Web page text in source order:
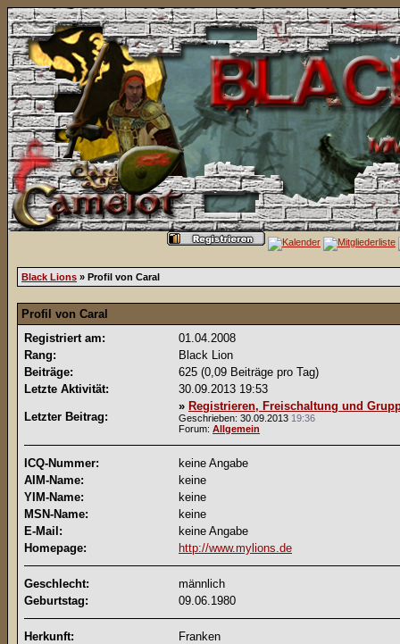
Black Lions » Profil von Caral
Profil von Caral
Registriert am:
01.04.2008
Rang:
Black Lion
Beiträge:
625 (0,09 Beiträge pro Tag)
Letzte Aktivität:
30.09.2013 19:53
Letzter Beitrag:
» Registrieren, Freischaltung und
Geschrieben: 30.09.2013 19:36
Forum: Allgemein
ICQ-Nummer:
keine Angabe
AIM-Name:
keine
YIM-Name:
keine
MSN-Name:
keine
E-Mail:
keine Angabe
Homepage:
http://www.mylions.de
Geschlecht:
männlich
Geburtstag:
09.06.1980
Herkunft:
Franken